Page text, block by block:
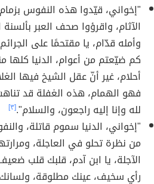
"إخواني، قيّدوا هذه النفوس
الآثام، واقرؤوا صحف العبر
وأمله قدّام، يا مقتحمًا على
كم ضيّعتم من أعوام، الدنيا كلها
أحلام، غير أنّ عقل الشيخ فيها
فهو الهمام، هذه الغفلة قد
لله وإنا إليه راجعون، والسلام".[٣]
"إخواني، الدنيا سموم قاتلة،
من نظرة تحلو في العاجلة،
الآجلة، يا ابن آدم، قلبك قلب
رأي سخيف، عينك مطلوقة،